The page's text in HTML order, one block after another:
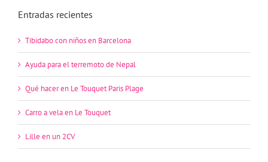
Entradas recientes
Tibidabo con niños en Barcelona
Ayuda para el terremoto de Nepal
Qué hacer en Le Touquet Paris Plage
Carro a vela en Le Touquet
Lille en un 2CV